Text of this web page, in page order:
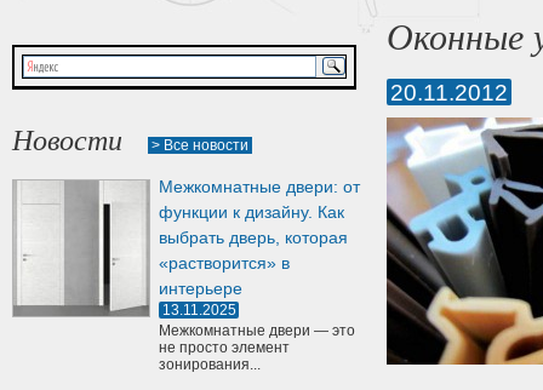
Уплотнитель для деревянных окон
Артикул:УМ.БиК-0062.IV.б
Уплотнитель лоджиевый для (4, 5, 6 мм)
Уплотнитель для деревянных дверей
Артикул:
Новости > Все новости
Межкомнатные двери: от
функции к дизайну. Как
выбрать дверь, которая
«растворится» в
интерьере
13.11.2025
Межкомнатные двери — это
не просто элемент
зонирования...
Оконные
20.11.2012